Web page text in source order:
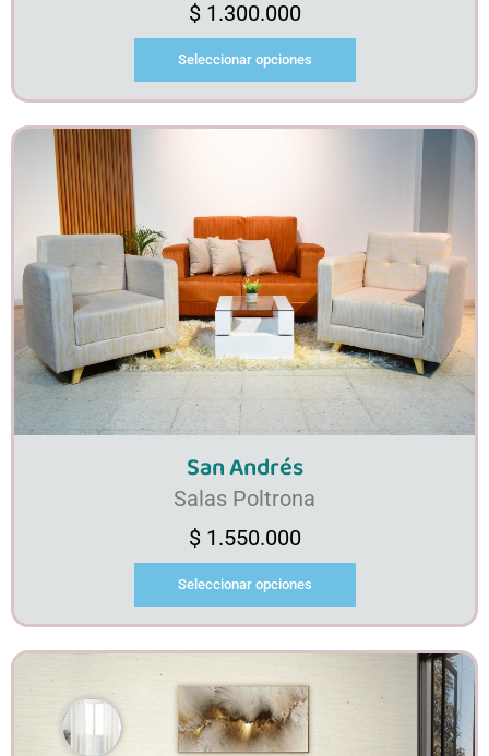
$1.300.000
Seleccionar opciones
San Andrés
Salas Poltrona
$1.550.000
Seleccionar opciones